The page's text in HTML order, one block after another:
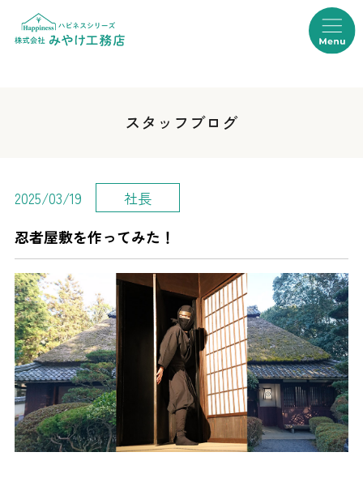
スタッフブログ
2025/03/19 社長
忍者屋敷を作ってみた！